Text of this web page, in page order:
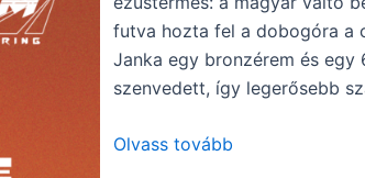
futva hozta fel a dobogóra a
Janka egy bronzérem és egy
szenvedett, így legerősebb
Olvass tovább